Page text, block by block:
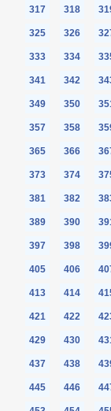
317 318
325 326
333 334
341 342
349 350
357 358
365 366
373 374
381 382
389 390
397 398
405 406
413 414
421 422
429 430
437 438
445 446